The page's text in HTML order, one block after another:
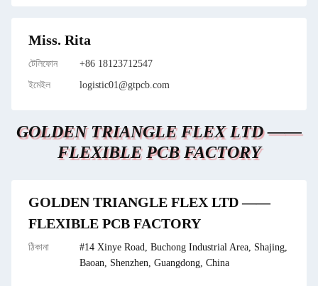
Miss. Rita
টেলিফোন
+86 18123712547
ইমেইল
logistic01@gtpcb.com
GOLDEN TRIANGLE FLEX LTD ——
FLEXIBLE PCB FACTORY
GOLDEN TRIANGLE FLEX LTD ——
FLEXIBLE PCB FACTORY
ঠিকানা
#14 Xinye Road, Buchong Industrial Area, Shajing,
Baoan, Shenzhen, Guangdong, China